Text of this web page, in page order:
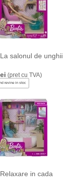
salonul de unghii
(pret cu TVA)
revine in stoc
in cada